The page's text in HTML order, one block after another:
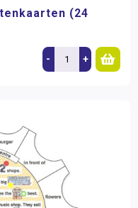
(24
- +